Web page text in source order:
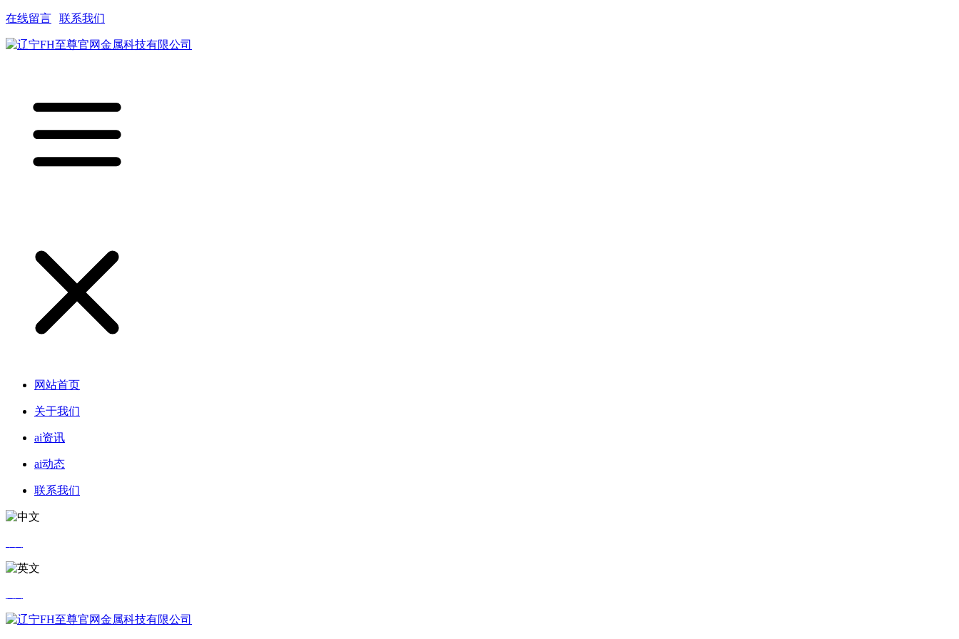
在线留言 联系我们
网站首页
关于我们
ai资讯
ai动态
联系我们